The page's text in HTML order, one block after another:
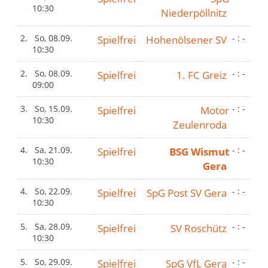
10:30
Niederpöllnitz
2.
So, 08.09.
10:30
Spielfrei Hohenölsener SV - : -
2.
So, 08.09.
09:00
Spielfrei 1. FC Greiz - : -
3.
So, 15.09.
10:30
Spielfrei
Motor
Zeulenroda
- : -
4.
Sa, 21.09.
10:30
Spielfrei
BSG Wismut
Gera
- : -
4.
So, 22.09.
10:30
Spielfrei SpG Post SV Gera - : -
5.
Sa, 28.09.
10:30
Spielfrei SV Roschütz - : -
5.
So, 29.09.
Spielfrei SpG VfL Gera - : -